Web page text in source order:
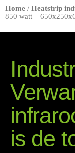
Home / Heatstrip
850 watt –
is de